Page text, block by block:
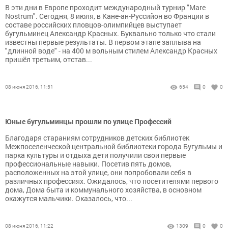
В эти дни в Европе проходит международный турнир "Mare
Nostrum". Сегодня, 8 июля, в Кане-ан-Руссийон во Франции в
составе российских пловцов-олимпийцев выступает
бугульминец Александр Красных. Буквально только что стали
известны первые результаты. В первом этапе заплыва на
"длинной воде" - на 400 м вольным стилем Александр Красных
пришёл третьим, отстав...
08 июня 2016, 11:51 654 0 0
Юные бугульминцы прошли по улице Профессий
Благодаря стараниям сотрудников детских библиотек
Межпоселенческой центральной библиотеки города Бугульмы и
парка культуры и отдыха дети получили свои первые
профессиональные навыки. Посетив пять домов,
расположенных на этой улице, они попробовали себя в
различных профессиях. Ожидалось, что посетителями первого
дома, Дома быта и коммунального хозяйства, в основном
окажутся мальчики. Оказалось, что...
08 июня 2016, 11:22 1309 0 0